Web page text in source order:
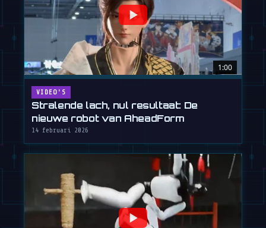
1:00
VIDEO'S
Stralende lach, nul resultaat: De
nieuwe robot van AheadForm
14 februari 2026